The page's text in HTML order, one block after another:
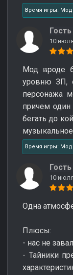
Время игры:
10
Мод вроде
уровню ЗП,
персонажа
причем один
бегать до
Время игры:
10
Одна
Плюсы:
- нас не
- Тайники